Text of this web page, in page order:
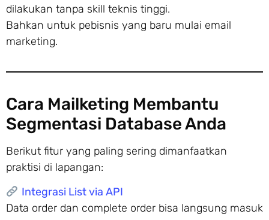
dilakukan tanpa skill teknis tinggi.
Bahkan untuk pebisnis yang baru mulai email
marketing.
Cara Mailketing Membantu
Segmentasi Database Anda
Berikut fitur yang paling sering dimanfaatkan
praktisi di lapangan:
Integrasi List via API
Data order dan complete order bisa langsung masuk